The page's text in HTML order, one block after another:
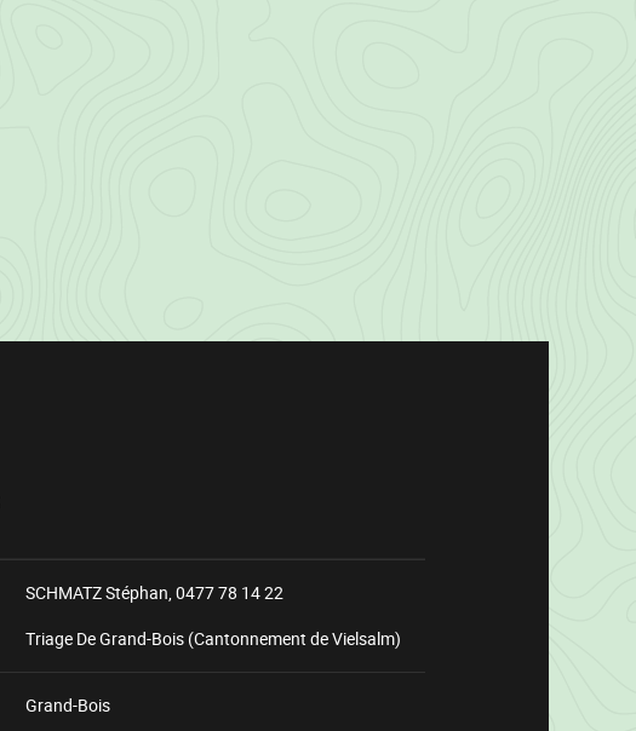
SCHMATZ Stéphan,0477 78 14 22
Triage De Grand-Bois (Cantonnement de Vielsalm)
Grand-Bois